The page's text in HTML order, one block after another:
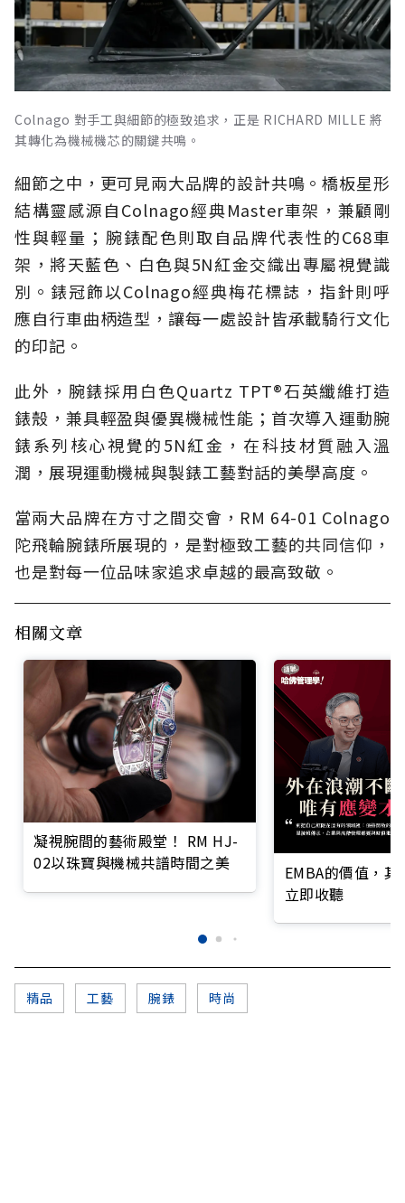
Colnago 對手工與細節的極致追求，正是 RICHARD MILLE 將
其轉化為機械機芯的關鍵共鳴。
細節之中，更可見兩大品牌的設計共鳴。橋板星形
結構靈感源自Colnago經典Master車架，兼顧剛
性與輕量；腕錶配色則取自品牌代表性的C68車
架，將天藍色、白色與5N紅金交織出專屬視覺識
別。錶冠飾以Colnago經典梅花標誌，指針則呼
應自行車曲柄造型，讓每一處設計皆承載騎行文化
的印記。
此外，腕錶採用白色Quartz TPT®石英纖維打造
錶殼，兼具輕盈與優異機械性能；首次導入運動腕
錶系列核心視覺的5N紅金，在科技材質融入溫
潤，展現運動機械與製錶工藝對話的美學高度。
當兩大品牌在方寸之間交會，RM 64-01 Colnago
陀飛輪腕錶所展現的，是對極致工藝的共同信仰，
也是對每一位品味家追求卓越的最高致敬。
相關文章
凝視腕間的藝術殿堂！ RM HJ-
02以珠寶與機械共譜時間之美
EMBA的價值，
立即收聽
精品 工藝 腕錶 時尚